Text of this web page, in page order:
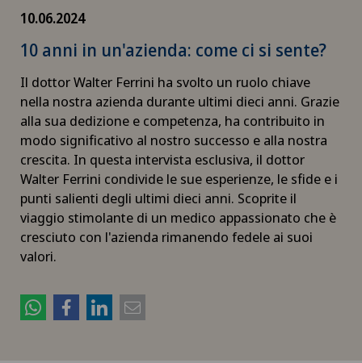
10.06.2024
10 anni in un'azienda: come ci si sente?
Il dottor Walter Ferrini ha svolto un ruolo chiave
nella nostra azienda durante ultimi dieci anni. Grazie
alla sua dedizione e competenza, ha contribuito in
modo significativo al nostro successo e alla nostra
crescita. In questa intervista esclusiva, il dottor
Walter Ferrini condivide le sue esperienze, le sfide e i
punti salienti degli ultimi dieci anni. Scoprite il
viaggio stimolante di un medico appassionato che è
cresciuto con l'azienda rimanendo fedele ai suoi
valori.